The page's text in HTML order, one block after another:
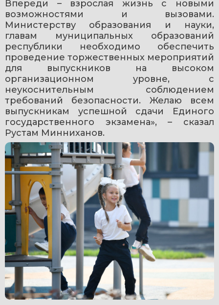
Впереди – взрослая жизнь с новыми
возможностями и вызовами.
Министерству образования и науки,
главам муниципальных образований
республики необходимо обеспечить
проведение торжественных мероприятий
для выпускников на высоком
организационном уровне, с
неукоснительным соблюдением
требований безопасности. Желаю всем
выпускникам успешной сдачи Единого
государственного экзамена», – сказал
Рустам Минниханов.